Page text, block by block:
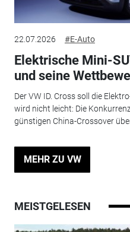
22.07.2026 #E-Auto
Elektrische Mini-
und seine
Der VW ID. Cross soll die
wird nicht leicht: Die
günstigen China-Crossover
MEHR ZU VW
MEISTGELESEN